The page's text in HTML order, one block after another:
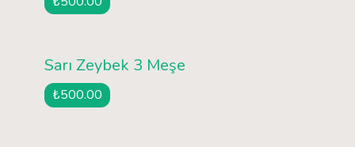
Sarı Zeybek 3 Meşe
₺500.00